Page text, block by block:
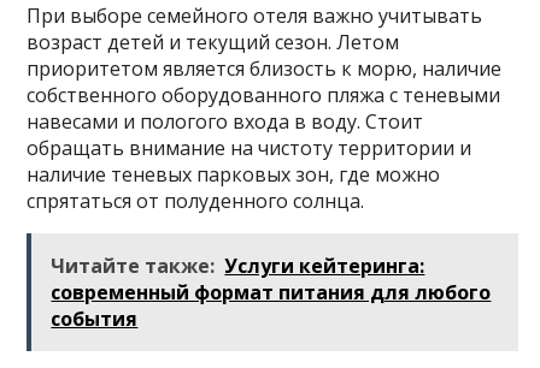
При выборе семейного отеля важно учитывать
возраст детей и текущий сезон. Летом
приоритетом является близость к морю, наличие
собственного оборудованного пляжа с теневыми
навесами и пологого входа в воду. Стоит
обращать внимание на чистоту территории и
наличие теневых парковых зон, где можно
спрятаться от полуденного солнца.
Читайте также: Услуги кейтеринга:
современный формат питания для любого
события